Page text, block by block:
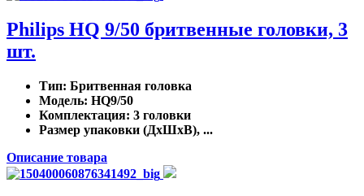
Philips HQ 9/50 бритвенные головки, 3
шт.
Тип: Бритвенная головка
Модель: HQ9/50
Комплектация: 3 головки
Размер упаковки (ДхШхВ), ...
Описание товара